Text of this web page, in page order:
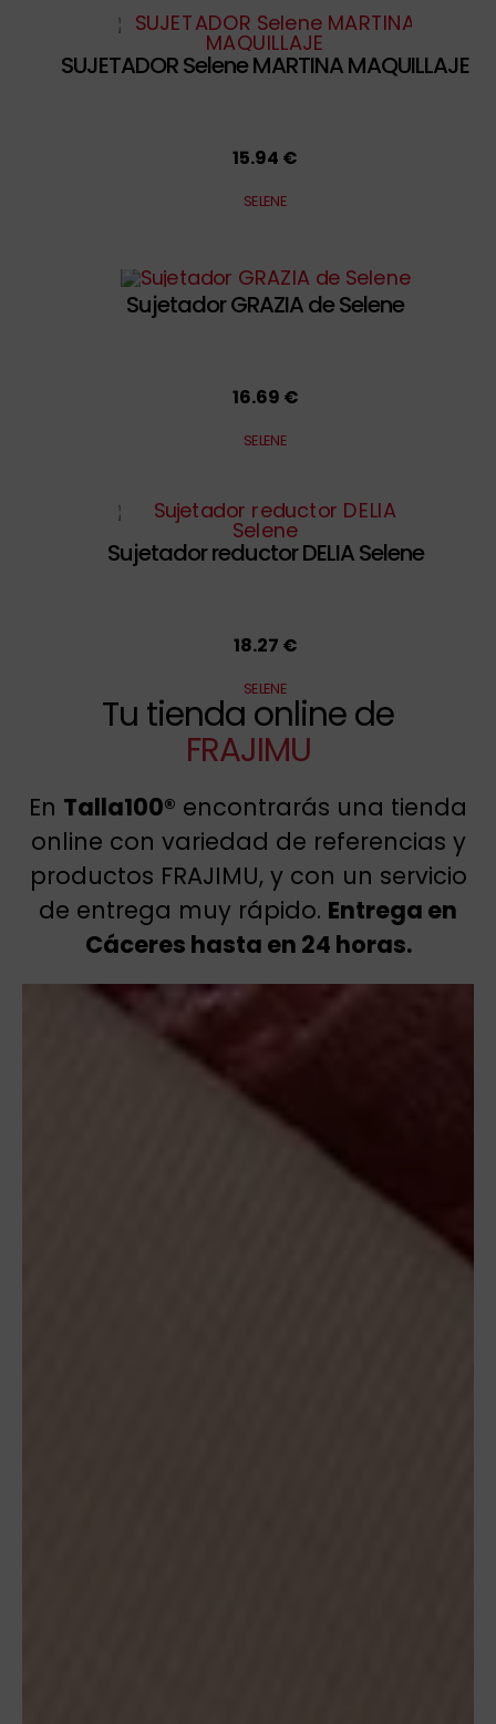
SUJETADOR Selene MARTINA MAQUILLAJE
15.94 €
SELENE
Sujetador GRAZIA de Selene
16.69 €
SELENE
Sujetador reductor DELIA Selene
18.27 €
SELENE
Tu tienda online de
FRAJIMU
En Talla100® encontrarás una tienda
online con variedad de referencias y
productos FRAJIMU, y con un servicio
de entrega muy rápido. Entrega en
Cáceres hasta en 24 horas.